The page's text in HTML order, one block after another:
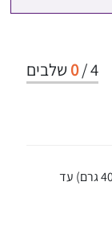
4
/
0 שלבים
מקלפים ומבשלים את תפוחי האדמה (400 גרם) עד